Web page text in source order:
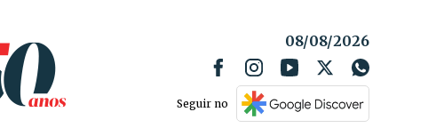
08/08/2026
Seguir no